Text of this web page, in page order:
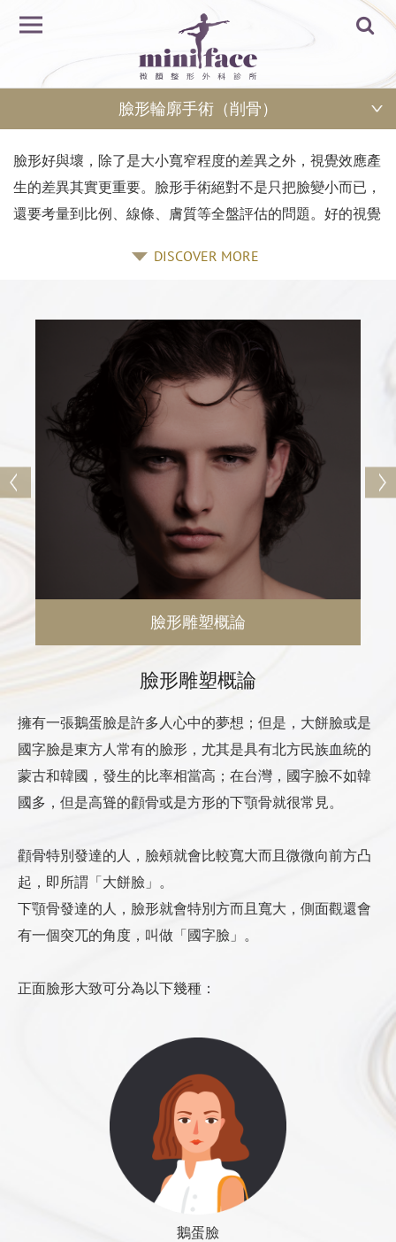
臉形輪廓手術（削骨）
臉形好與壞，除了是大小寬窄程度的差異之外，視覺效應產
生的差異其實更重要。臉形手術絕對不是只把臉變小而已，
還要考量到比例、線條、膚質等全盤評估的問題。好的視覺
骨骼是臉形的基礎，所以骨架整形是所有手術方法中效果最
選擇就是骨骼手術。
構成臉形主要部位為 A.顴骨 B.下顎骨 C.下巴，透過顴骨手
術改變臉形的寬度，下顎骨手術可以改變臉形的輪廓，下巴
手術調整臉形比例的長短：
A.顴骨截骨內推手術有多種不同切割法：Ｉ形、小Ｌ、大
Ｌ、大Ｌ切割＋截短。
B.下顎骨手術分為：1.磨骨 2.下顎角劈開 3.下顎角切除。
C.下巴手術分為：1.磨骨 2.人工骨填充 3.削骨。
DISCOVER MORE
臉形雕塑概論
臉形雕塑概論
擁有一張鵝蛋臉是許多人心中的夢想；但是，大餅臉或是
國字臉是東方人常有的臉形，尤其是具有北方民族血統的
蒙古和韓國，發生的比率相當高；在台灣，國字臉不如韓
國多，但是高聳的顴骨或是方形的下顎骨就很常見。
顴骨特別發達的人，臉頰就會比較寬大而且微微向前方凸
起，即所謂「大餅臉」。
下顎骨發達的人，臉形就會特別方而且寬大，側面觀還會
有一個突兀的角度，叫做「國字臉」。
正面臉形大致可分為以下幾種：
鵝蛋臉
咀嚼肌注射肉毒桿菌素
線很有幫助。
方法：直接注射在咀嚼肌肉中
時間：第一週感覺咬合力量降低，一個月之後
逐現明顯效果，效果持續半年（喜歡咬硬食物
效果：咀嚼肌肥厚的人效果明顯，咬合力量降
成熟的骨骼外形沒有影響（成熟的骨骼不受肉
毒桿菌素注射影響，但是骨骼手術過後半年內
的恢復期中，注射肉毒桿菌素可以避免骨骼再
生），必須定期注射才能維持效果。
優點：治療方法簡單安全，不需要恢復期，免
除手術的恐懼。
缺點：效果經常不如預期，費用不便宜而且必
須定期注射，經濟效益不佳。
Ｉ形切割法
小Ｌ切割法
大Ｌ切割法
大Ｌ切割＋截短（可放大縮窄幅度）
正面顴骨位置
臉形雕塑講究的是視覺重組的概念 ，醫師在每個人不同的
基礎條件下，做出最恰當的專業判斷和技術支持，透過調
整比例和線條，提升立體度。術前和醫師的溝通很重要，
是因為「 工作關係」呢，還是個人單純的「追求美麗」，
職業因素，需要上鏡頭的話，可以強調線條感。
非職業需求的考量，我們就讓線條符合自然。除此之
外，想要偏成熟感呢或是可愛感，也都會有不同的作
法。
Ｕ形下巴
磨骨手術
這種手術不切除下顎角，僅將下顎角和下顎體外層骨
質磨掉，可以磨掉的厚度有限，最多只有5~6mm，
改善效果不明顯。
缺點：效果有限
下顎角劈開手術 (Angle Splint Osteotomy, ASO)
這種手術也不切除下顎角，用劈刀方法將下顎角及下
顎體外層骨質去掉，保留了骨髓腔和內骨質層，所以
也保留了原本下顎的弧線；僅縮減外骨質層的厚度，
改變的幅度不大。此外，因為內骨質層還在，咀嚼肌
仍有骨架支撐，咀嚼肌肥厚的問題無法解決，所以改
善通常不明顯，僅適合少數人。
優點：保留原始下顎弧線，適合想縮小寬度又想保留
顏面骨骼發育成熟的年齡大約在18~19歲，所以手術
臉形雕塑這種大型的整形手術需要的不只是成熟的生
理，也要有足夠的心理成熟度才能承受手術所帶來的
壓力與衝擊，雖然18歲已經是顏面骨骼發育成熟的
年齡，還是有人主張晚一點動手術比較好，我認為最
生正要轉入競爭的職場，換一張美麗的新面孔是最佳
20歲以下接受手術應獲得法定代理人同意，也就是
必須獲得父母同意才能動手術。
痛與不痛的差異在哪裡呢？
骨頭沒有知覺是不會痛的，臉形手術所引發的疼痛有
兩處：
◆ 手術傷口－僅限於口腔黏膜及少數的臉部皮膚，
◆ 感覺神經－主要是下頦神經，它的位置在下巴的
兩側，靠近犬齒的後下方，主管下嘴唇與下巴周圍皮
膚的知覺，手術越接近下巴就有越高的機會因為拉扯
到神經，而產生疼痛，主要的疼痛感就是這樣引起
原則是，手術位置越接近五官就越痛：顴骨手術－因
為遠離五官，幾乎不會痛。下顎角切除手術（不含下
顎體縮窄與下巴整形）－因為不會拉扯到神經，也不
太痛。下顎角切除手術與下顎體縮窄（不含下巴整
形）－拉扯到神經的機會較高，疼痛感較明顯。下顎
角切除手術、下顎體縮窄、與下巴整形，手術產生疼
選擇口腔外手術的最大理由是，避免經由口腔內手術
所引發的危險，包括：容易流血、手術視野太小，呼
吸道阻塞疑慮等等，但目前上述問題都已經有技術可
以克服。許多人以為口腔外手術可以避免顏面神經傷
害到顏面神經的機率更高。
選擇口腔內手術最大的理由是，避免製造可見的疤
痕，但是口腔內手術操作難度較高，醫師需要有專業
訓練，這也是過去被認為危險性高的主因，只要醫師
接受專業訓練就可以克服。下顎骨手術目前已經全部
改為口腔內手術，除了沒有可見疤痕外，手術視野反
而更大，可以做整體下顎骨雕塑以及下巴整形，不再
只是切除下顎角而已，手術效果好；顴骨手術目前仍
顏面腫脹
持續2週至1個月，積極冰敷可以預防或是減緩。
傷口出血、產生血腫或皮膚出現淤青
緩這些問題。避免太早按摩傷口，防止嚴重出血。
臉頰或是口腔周圍知覺遲鈍
少數患者會發生這種情況，是因為手術後傷口腫脹，
止意外燙傷。通常需要2~4週的時間，等傷口消腫後
「下齒槽神經」傷害，造成口腔周圍或是臉頰永久知
覺麻痺。有經驗的醫師可以避免這樣的傷害。
因為咀嚼肌肉腫脹或是傷口腫脹而引起的；消腫後會
慢慢恢復，大約需要2週。
正顎手術
手術目的
矯正不良齒列，重建咬合功能。改善牙齦外
露，暴牙，戽斗。
非手術的牙齒矯正8歲起就可以開始。
齒顎矯正牙科做診斷與齒模製作設計，口腔
18歲以上
3~6個月
手術之外，還需1~2年的牙科矯正治療。
牙齦外露，暴牙，戽斗
用30%訂金者，手術日期得以保留。無預付訂金者，
微顏診所有權將日期轉讓其他手術者。
手術Ｘ光檢查與體檢應提前一星期完成。國外手術者
以最急件處理，最快ㄧ天完成。（本診所接受其他醫
項目要求。）
安全標準才能確認手術；不符標準者，建議取消手
術，或，暫緩手術，待三個月後重新檢驗，如仍不符
標準，建議取消手術。
手術前請盡量放鬆心情，保持體力。一個星期前請停
止所有非必要藥物攝取，包括減肥藥物，含抗凝作用
藥物或中藥，以及不明成分之營養補充食品。
手術日前一天，診所會以電話訪談，提醒麻醉前注意
事項，並做手術最後確認。
微顏診所堅持理性與醫療原則，不鼓勵衝動手術，一
定會提供充分思考時間，理性確認後才會安排手術。
請明確提出手術想法與要求，與醫師充分溝通，並取
安排手術時，需預付30%手術費用當作訂金。
手術日期可事先提出更改或取消要求，訂金可全額退
還。
無特殊不可抗拒因素，如，疾病，意外，臨時取消手
還。
尿，心電圖，3D電腦斷層攝影和環口X光攝影。
請主動告知身體有無特殊疾病史，過敏史，或家族
史，以減少手術危害發生機會。術前基本身體健康檢
查無法獲得完整訊息，請勿刻意隱瞞。
平常有使用保健食品或保健藥品者，建議術前一星期
停止使用。特數用藥，例如：抗凝血劑，必須停藥一
星期以上才能手術，否則有造成出血過多風險。
一般例行疾病用藥，例如：高血壓，糖尿病，高血